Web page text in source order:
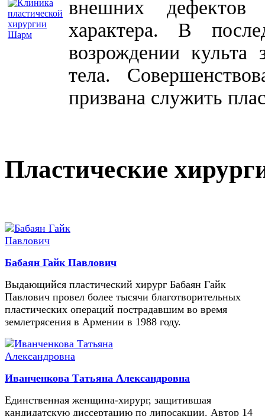
внешних дефектов
характера. В
возрождении культа
тела.
призвана служить
Пластические
Бабаян Гайк Павлович
Выдающийся пластический хирург Бабаян Гайк
Павлович провел более тысячи благотворительных
пластических операций пострадавшим во время
землетрясения в Армении в 1988 году.
Иванченкова Татьяна Александровна
Единственная женщина-хирург, защитившая
кандидатскую диссертацию по липосакции. Автор 14